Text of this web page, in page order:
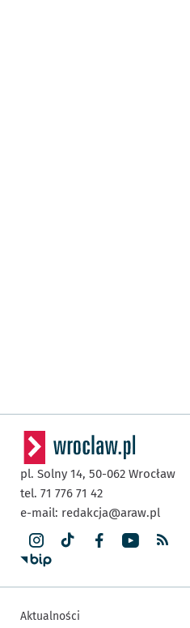
pl. Solny 14, 50-062 Wrocław
tel. 71 776 71 42
e-mail: redakcja@araw.pl
Aktualności